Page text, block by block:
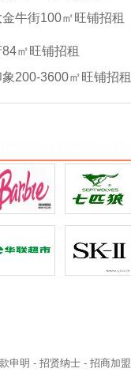
牛街100㎡旺铺招租
㎡旺铺招租
200-3600㎡旺铺招租
申明 - 招贤纳士 - 招商加盟